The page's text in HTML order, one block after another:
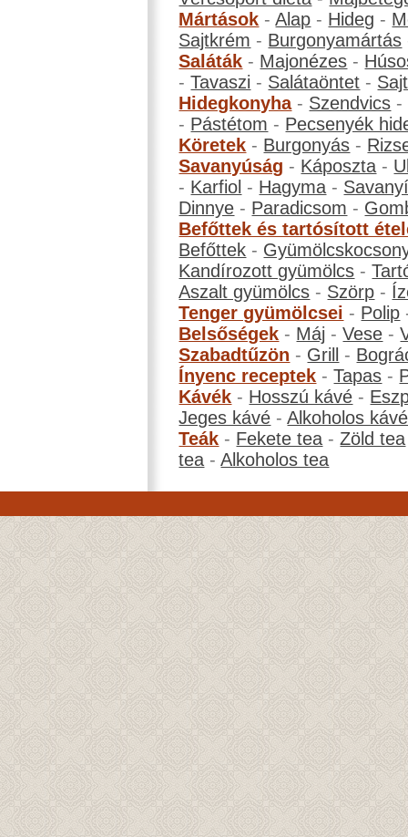
Mártások -Alap - Hideg -
Sajtkrém - Burgonyamártás
Saláták - Majonézes -
-Tavaszi - Salátaöntet -
Hidegkonyha- Szendvics -
- Pástétom - Pecsenyék
Köretek - Burgonyás -
Savanyúság - Káposzta -
- Karfiol - Hagyma -
Dinnye - Paradicsom -
Befőttek és tartósított
Befőttek -
Kandírozott gyümölcs -
Aszalt gyümölcs - Szörp -
Tenger gyümölcsei - Polip
Belsőségek - Máj -Vese -
Szabadtűzön - Grill -
Ínyenc receptek -Tapas -
Kávék - Hosszú kávé -
Jeges kávé -Alkoholos kávé
Teák - Fekete tea -Zöld tea
tea -Alkoholos tea